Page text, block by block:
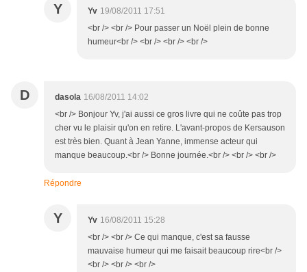
Y Yv 19/08/2011 17:51
<br /> <br /> Pour passer un Noël plein de bonne
humeur<br /> <br /> <br /> <br />
D dasola 16/08/2011 14:02
<br /> Bonjour Yv, j'ai aussi ce gros livre qui ne coûte pas trop
cher vu le plaisir qu'on en retire. L'avant-propos de Kersauson
est très bien. Quant à Jean Yanne, immense acteur qui
manque beaucoup.<br /> Bonne journée.<br /> <br /> <br />
Répondre
Y Yv 16/08/2011 15:28
<br /> <br /> Ce qui manque, c'est sa fausse
mauvaise humeur qui me faisait beaucoup rire<br />
<br /> <br /> <br />